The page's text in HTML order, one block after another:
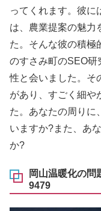
ってくれます。彼に
は、農業提案の魅力
た。そんな彼の積極
のすさみ町のSEO研
性と会いました。そ
があり、すごく細や
た。あなたの周りに
いますか?また、あ
か?
岡山温暖化の問
9479